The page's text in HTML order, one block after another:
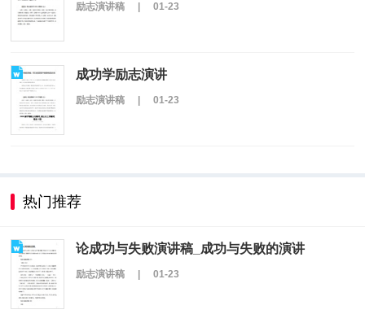
励志演讲稿 01-23
成功学励志演讲
励志演讲稿 01-23
热门推荐
论成功与失败演讲稿_成功与失败的演讲
励志演讲稿 01-23